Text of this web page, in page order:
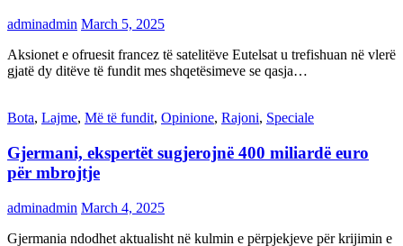
adminadmin March 5, 2025
Aksionet e ofruesit francez të satelitëve Eutelsat u trefishuan në vlerë
gjatë dy ditëve të fundit mes shqetësimeve se qasja…
Bota, Lajme, Më të fundit, Opinione, Rajoni, Speciale
Gjermani, ekspertët sugjerojnë 400 miliardë euro
për mbrojtje
adminadmin March 4, 2025
Gjermania ndodhet aktualisht në kulmin e përpjekjeve për krijimin e